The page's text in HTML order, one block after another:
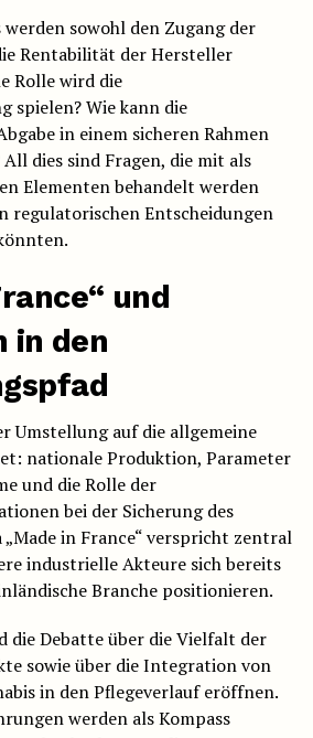
werden sowohl den Zugang der
Rentabilität der Hersteller
Rolle wird die
spielen? Wie kann die
in einem sicheren Rahmen
dies sind Fragen, die mit als
Elementen behandelt werden
regulatorischen Entscheidungen
und
in den
Umstellung auf die allgemeine
nationale Produktion, Parameter
und die Rolle der
bei der Sicherung des
„Made in France“ verspricht zentral
industrielle Akteure sich bereits
Branche positionieren.
die Debatte über die Vielfalt der
sowie über die Integration von
in den Pflegeverlauf eröffnen.
werden als Kompass